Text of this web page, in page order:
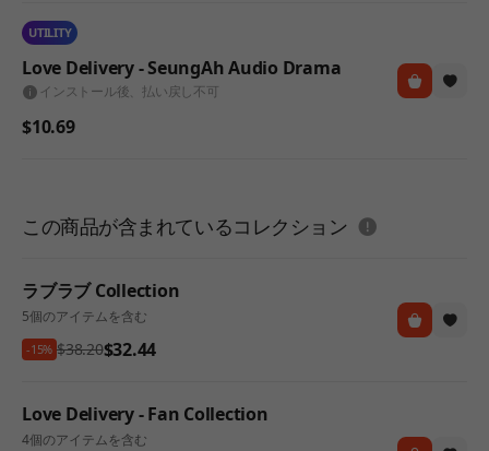
UTILITY
Love Delivery - SeungAh Audio Drama
インストール後、払い戻し不可
$10.69
この商品が含まれているコレクション 도움말
ラブラブ Collection
5個のアイテムを含む
-15% $38.20$32.44
Love Delivery - Fan Collection
4個のアイテムを含む